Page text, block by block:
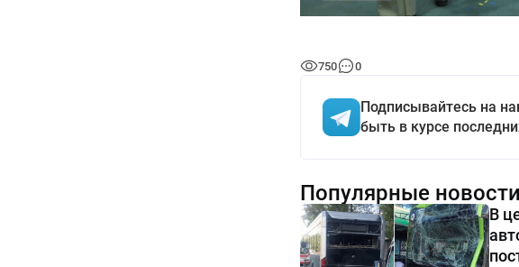
750 0
Подписывайтесь на
быть в курсе
Популярные новости
В